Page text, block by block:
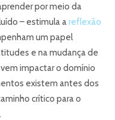
por meio da
– estimula areflexão
um papel
e na mudança de
impactar o domínio
existem antes dos
crítico para o